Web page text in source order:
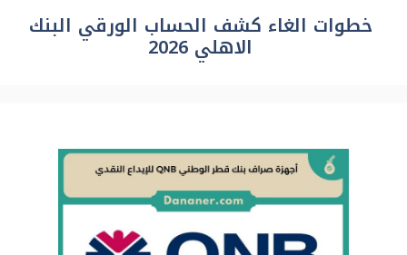
خطوات الغاء كشف الحساب الورقي البنك
الاهلي 2026